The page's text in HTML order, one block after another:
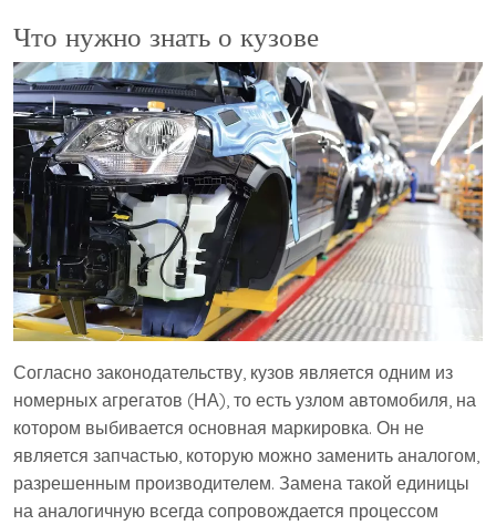
Что нужно знать о кузове
Согласно законодательству, кузов является одним из
номерных агрегатов (НА), то есть узлом автомобиля, на
котором выбивается основная маркировка. Он не
является запчастью, которую можно заменить аналогом,
разрешенным производителем. Замена такой единицы
на аналогичную всегда сопровождается процессом